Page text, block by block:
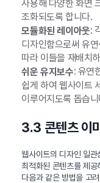
사용해 다양한 화면
조화되도록 합니다.
모듈화된 레이아웃:
디자인함으로써 유
따라 이들을 재배치
쉬운 유지보수: 유연
쉽게 하여 웹사이트
이루어지도록 돕습
3.3 콘텐츠 이
웹사이트의 디자인 일관
최적화된 콘텐츠를 제
다음과 같은 방법을 고